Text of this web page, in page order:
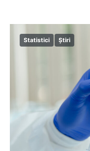
Statistici Știri